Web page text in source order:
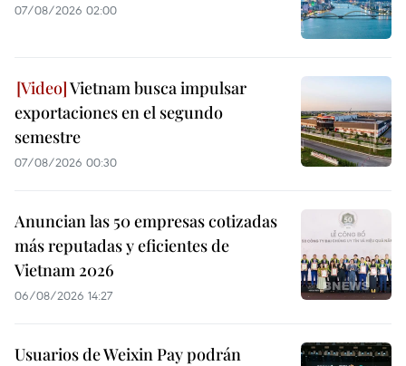
07/08/2026 02:00
Vietnam busca impulsar
exportaciones en el segundo
semestre
07/08/2026 00:30
Anuncian las 50 empresas cotizadas
más reputadas y eficientes de
Vietnam 2026
06/08/2026 14:27
Usuarios de Weixin Pay podrán